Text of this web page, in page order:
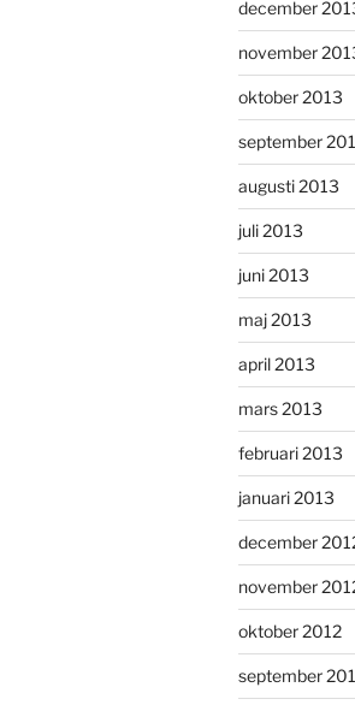
december
november
oktober 2013
september
augusti 2013
juli 2013
juni 2013
maj 2013
april 2013
mars 2013
februari 2013
januari 2013
december
november
oktober 2012
september